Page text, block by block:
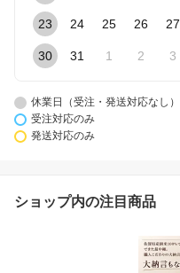
23 24 25 26 27
30 31 1 2 3
休業日（受注・発送対応なし）
受注対応のみ
発送対応のみ
ショップ内の注目商品